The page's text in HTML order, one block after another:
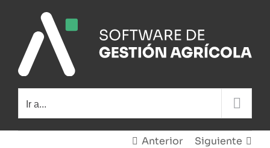
contenido
Ir a...
Anterior Siguiente